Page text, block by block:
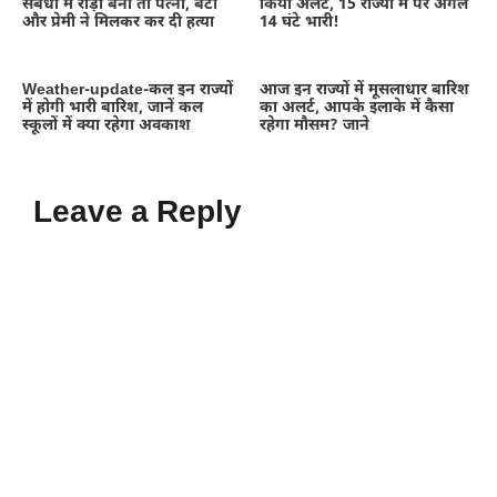
संबंधों में रोड़ा बना तो पत्नी, बेटी
और प्रेमी ने मिलकर कर दी हत्या
किया अलर्ट, 15 राज्यों में पर अगले
14 घंटे भारी!
Weather-update-कल इन राज्यों
में होगी भारी बारिश, जानें कल
स्कूलों में क्या रहेगा अवकाश
आज इन राज्यों में मूसलाधार बारिश
का अलर्ट, आपके इलाके में कैसा
रहेगा मौसम? जाने
Leave a Reply